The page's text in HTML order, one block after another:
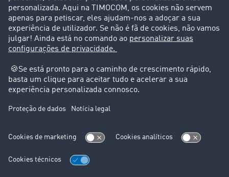
Suporte
Suporte
Avisos legais
Ficha técnica
Condições Gerais